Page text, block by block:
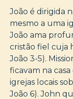
João é dirigida
mesmo a uma
João ama
cristão fiel cuja
João 3-5).
ficavam na casa
igrejas locais
João 6). John